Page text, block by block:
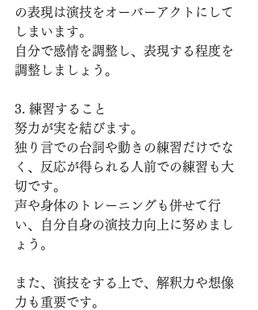
の表現は演技をオーバーアクトにして
しまいます。
自分で感情を調整し、表現する程度を
調整しましょう。
3. 練習すること
努力が実を結びます。
独り言での台詞や動きの練習だけでな
く、反応が得られる人前での練習も大
切です。
声や身体のトレーニングも併せて行
い、自分自身の演技力向上に努めまし
ょう。
また、演技をする上で、解釈力や想像
力も重要です。